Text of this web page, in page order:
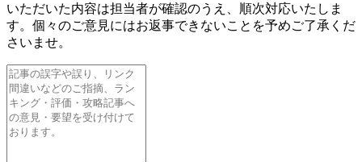
いただいた内容は担当者が確認のうえ、順次対応いたしま
す。個々のご意見にはお返事できないことを予めご了承くだ
さいませ。